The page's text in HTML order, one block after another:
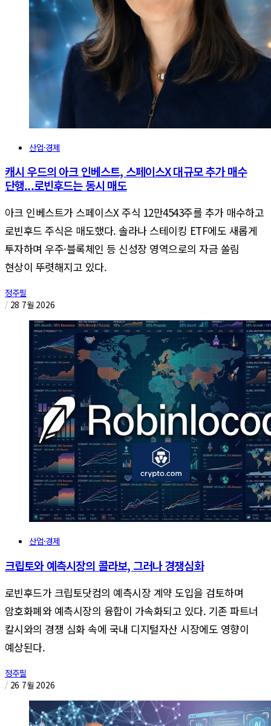
산업·경제
캐시 우드의 아크 인베스트, 스페이스X 대규모 추가 매수
단행...로빈후드는 동시 매도
아크 인베스트가 스페이스X 주식 12만4543주를 추가 매수하고
로빈후드 주식은 매도했다. 솔라나 스테이킹 ETF에도 새롭게
투자하며 우주·블록체인 등 신성장 영역으로의 자금 쏠림
현상이 뚜렷해지고 있다.
정주필
/ 28 7월 2026
산업·경제
크립토와 예측시장의 콜라보, 그러나 경쟁심화
로빈후드가 크립토닷컴의 예측시장 계약 도입을 검토하며
암호화폐와 예측시장의 융합이 가속화되고 있다. 기존 파트너
칼시와의 경쟁 심화 속에 국내 디지털자산 시장에도 영향이
예상된다.
정주필
/ 26 7월 2026